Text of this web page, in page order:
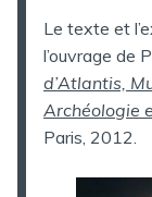
Le texte et
l’ouvrage de
d’Atlantis,
Archéologie
Paris, 2012.